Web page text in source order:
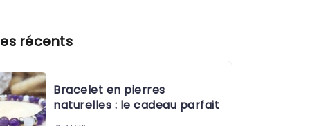
récents
Bracelet en pierres
naturelles : le cadeau parfait